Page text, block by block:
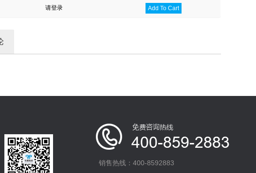
请登录 Add To Cart
销售热线：400-8592883